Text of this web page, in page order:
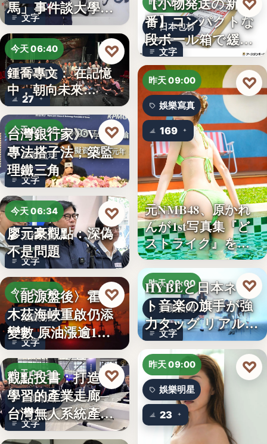
文字
馬」事件談大學治
理與領導倫…
今天 06:40
劇場隨筆
27
鍾喬專文： 在記憶
中，朝向未來…
♡
今天 06:40
金融監理
文字
台灣銀行家》VASP
專法搭子法，築監
理鐵三角
♡
今天 06:34
法律觀點
文字
廖元豪觀點：深偽
不是問題
♡
今天 06:30
能源財經
文字
〈能源盤後〉霍爾
木茲海峽重啟仍添
變數 原油漲逾1%
但周…
♡
今天 06:30
產業戰略
文字
觀點投書：打造會
學習的產業走廊─
台灣無人系統產業
需要的是…
♡
日本包材
文字
番】コンパクトな
段ボール箱で緩衝
材の節約…
♡
昨天 09:00
娛樂寫真
169
元NMB48、原かれ
んが1st写真集『ど
ストライク』を…
♡
昨天 09:00
娛樂新聞
文字
HYBEと日本ネッ
ト音楽の旗手が強
力タッグ リアル×
バー…
♡
昨天 09:00
娛樂明星
23
♡